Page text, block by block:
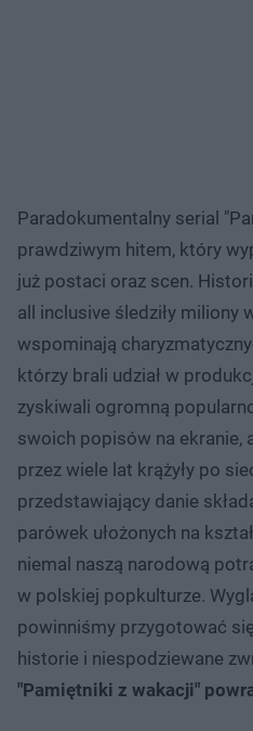
Paradokumentalny serial
prawdziwym hitem, który
już postaci oraz scen.
all inclusive śledziły miliony
wspominają
którzy brali udział w
zyskiwali ogromną
swoich popisów na ekranie,
przez wiele lat krążyły po
przedstawiający danie
parówek ułożonych na
niemal naszą narodową
w polskiej popkulturze.
powinniśmy przygotować
historie i niespodziewane
"Pamiętniki z wakacji"